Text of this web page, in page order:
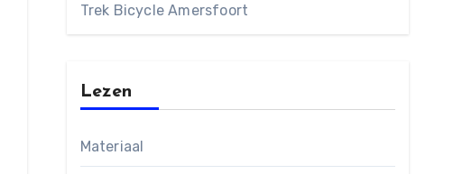
Trek Bicycle Amersfoort
Lezen
Materiaal